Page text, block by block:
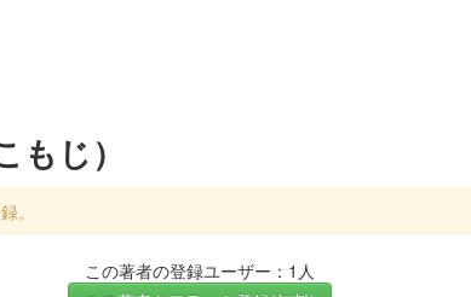
もじ）
。
この著者の登録ユーザー：1人